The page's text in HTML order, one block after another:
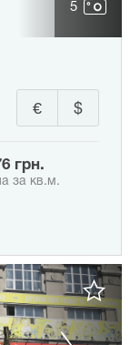
5
$
€
76 грн.
за кв.м.